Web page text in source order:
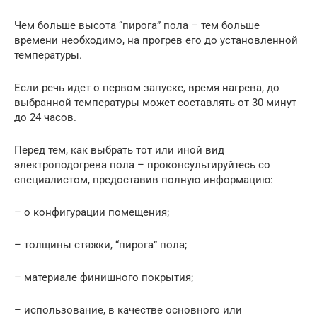
Чем больше высота “пирога” пола – тем больше
времени необходимо, на прогрев его до установленной
температуры.
Если речь идет о первом запуске, время нагрева, до
выбранной температуры может составлять от 30 минут
до 24 часов.
Перед тем, как выбрать тот или иной вид
электроподогрева пола – проконсультируйтесь со
специалистом, предоставив полную информацию:
– о конфигурации помещения;
– толщины стяжки, “пирога” пола;
– материале финишного покрытия;
– использование, в качестве основного или